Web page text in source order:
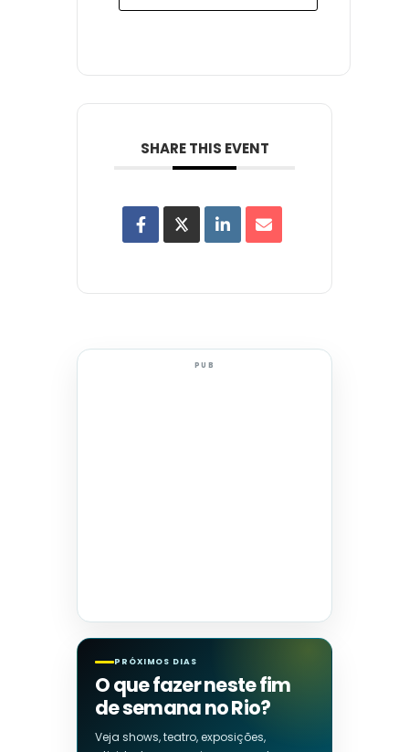
SHARE THIS EVENT
PUB
PRÓXIMOS DIAS
O que fazer neste fim
de semana no Rio?
Veja shows, teatro, exposições,